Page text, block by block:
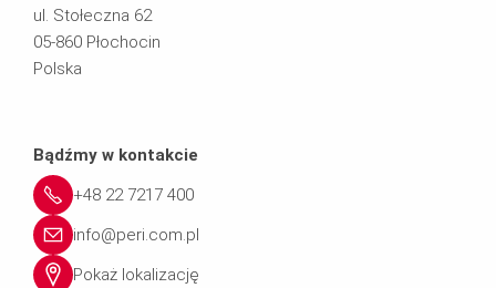
ul. Stołeczna 62
05-860 Płochocin
Polska
Bądźmy w kontakcie
+48 22 7217 400
info@peri.com.pl
Pokaż lokalizację